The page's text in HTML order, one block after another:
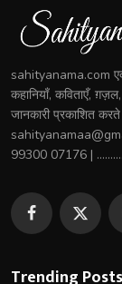
sahityanama.com एक
कहानियाँ, कविताएँ,
जानकारी प्रकाशित
99300 07176 |
Trending Posts